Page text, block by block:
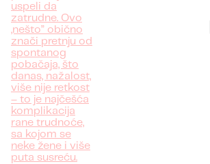
uspeli da
zatrudne. Ovo
„nešto” obično
znači pretnju od
spontanog
pobačaja, što
danas, nažalost,
više nije retkost
– to je najčešća
komplikacija
rane trudnoće,
sa kojom se
neke žene i više
puta susreću.